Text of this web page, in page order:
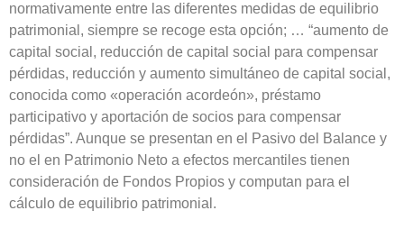
normativamente entre las diferentes medidas de equilibrio
patrimonial, siempre se recoge esta opción; … “aumento de
capital social, reducción de capital social para compensar
pérdidas, reducción y aumento simultáneo de capital social,
conocida como «operación acordeón», préstamo
participativo y aportación de socios para compensar
pérdidas”. Aunque se presentan en el Pasivo del Balance y
no el en Patrimonio Neto a efectos mercantiles tienen
consideración de Fondos Propios y computan para el
cálculo de equilibrio patrimonial.